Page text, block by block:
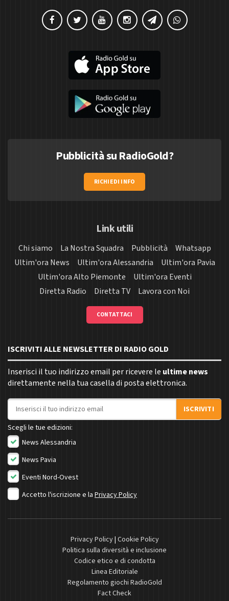
Pubblicità su RadioGold?
RICHIEDI INFO
Link utili
Chi siamo La Nostra Squadra Pubblicità
Whatsapp
Ultim'ora News
Ultim'ora Alessandria
Ultim'ora Pavia
Ultim'ora Alto Piemonte
Ultim'ora Eventi
Diretta Radio
Diretta TV Lavora con Noi
CONTATTACI
ISCRIVITI ALLE NEWSLETTER DI RADIO GOLD
Inserisci il tuo indirizzo email per ricevere le ultime news
direttamente nella tua casella di posta elettronica.
Indirizzo email
ISCRIVITI
Scegli le tue edizioni:
News Alessandria
News Pavia
Eventi Nord-Ovest
Accetto l'iscrizione e la Privacy Policy
Privacy Policy| Cookie Policy
Politica sulla diversità e inclusione
Codice etico e di condotta
Linea Editoriale
Regolamento giochi RadioGold
Fact Check